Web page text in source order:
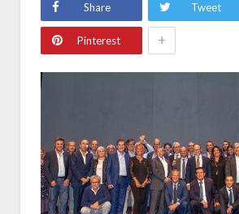
Share Tweet
Pinterest +